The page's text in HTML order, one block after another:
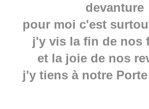
devanture
pour moi c'est
j'y vis la fin de nos
et la joie de nos
j'y tiens à notre